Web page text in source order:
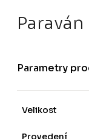
produktu
je
5
hvězdiček.
Parametry
Velikost
Provedení